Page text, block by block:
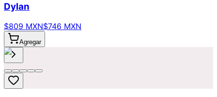
Dylan
$809 MXN$746 MXN
Agregar